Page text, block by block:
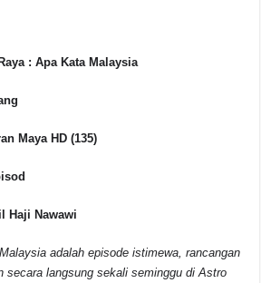
: Apa Kata Malaysia
Maya HD (135)
Haji Nawawi
adalah episode istimewa, rancangan
secara langsung sekali seminggu di Astro